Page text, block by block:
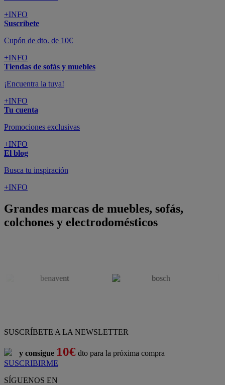
+INFO
Suscríbete
Cupón de dto. de 10€
+INFO
Tiendas de sofás y muebles
¡Encuentra la tuya!
+INFO
Tu cuenta
Promociones exclusivas
+INFO
El blog
Busca tu inspiración
+INFO
Grandes marcas de muebles, sofás,
colchones y electrodomésticos
SUSCRÍBETE A LA NEWSLETTER
y consigue 10€ dto para la próxima compra
SUSCRIBIRME
SÍGUENOS EN